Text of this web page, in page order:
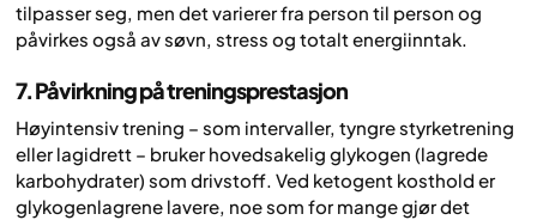
tilpasser seg, men det varierer fra person til person og
påvirkes også av søvn, stress og totalt energiinntak.
7. Påvirkning på treningsprestasjon
Høyintensiv trening – som intervaller, tyngre styrketrening
eller lagidrett – bruker hovedsakelig glykogen (lagrede
karbohydrater) som drivstoff. Ved ketogent kosthold er
glykogenlagrene lavere, noe som for mange gjør det